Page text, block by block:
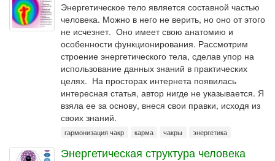
Энергетическое тело является составной частью
человека. Можно в него не верить, но оно от этого
не исчезнет. Оно имеет свою анатомию и
особенности функционирования. Рассмотрим
строение энергетического тела, сделав упор на
использование данных знаний в практических
целях. На просторах интернета появилась
интересная статья, автор нигде не указывается. Я
взяла ее за основу, внеся свои правки, исходя из
своих знаний.
гармонизация чакр карма чакры энергетика
Энергетическая структура человека